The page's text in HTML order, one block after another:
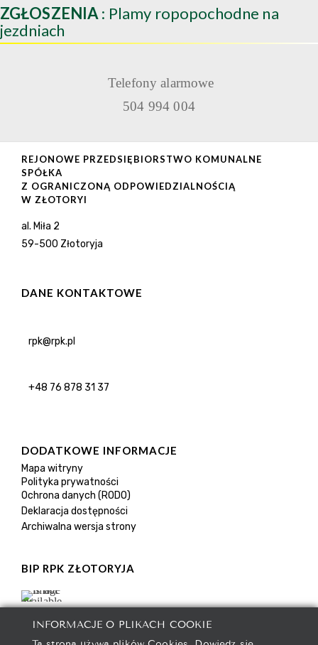
ZGŁOSZENIA : Plamy ropopochodne na
jezdniach
Telefony alarmowe
504 994 004
REJONOWE PRZEDSIĘBIORSTWO KOMUNALNE
SPÓŁKA
Z OGRANICZONĄ ODPOWIEDZIALNOŚCIĄ
W ZŁOTORYI
al. Miła 2
59-500 Złotoryja
DANE KONTAKTOWE
rpk@rpk.pl
+48 76 878 31 37
DODATKOWE INFORMACJE
Mapa witryny
Polityka prywatności
Ochrona danych (RODO)
Deklaracja dostępności
Archiwalna wersja strony
BIP RPK ZŁOTORYJA
INFORMACJE O PLIKACH COOKIE